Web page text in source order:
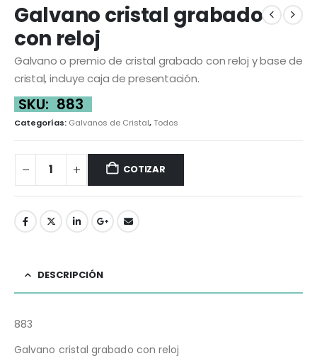
Galvano cristal grabado
con reloj
Galvano o premio de cristal grabado con reloj y base de
cristal, incluye caja de presentación.
SKU: 883
Categorías: Galvanos de Cristal,Todos
COTIZAR
DESCRIPCIÓN
883
Galvano cristal grabado con reloj